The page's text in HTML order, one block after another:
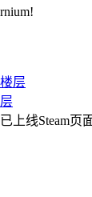
上线Steam